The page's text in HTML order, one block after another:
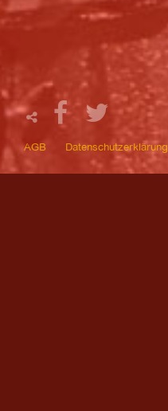
AGB Datenschutzerklärung